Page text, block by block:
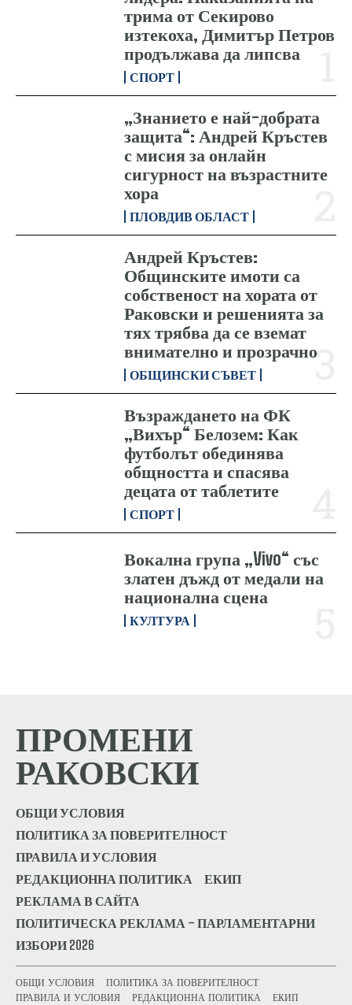
трима от Секирово
изтекоха, Димитър Петров
продължава да липсва
СПОРТ
„Знанието е най-добрата
защита“: Андрей Кръстев
с мисия за онлайн
сигурност на възрастните
хора
ПЛОВДИВ ОБЛАСТ
Андрей Кръстев:
Общинските имоти са
собственост на хората от
Раковски и решенията за
тях трябва да се вземат
внимателно и прозрачно
ОБЩИНСКИ СЪВЕТ
Възраждането на ФК
„Вихър“ Белозем: Как
футболът обединява
общността и спасява
децата от таблетите
СПОРТ
Вокална група „Vivo“ със
златен дъжд от медали на
национална сцена
КУЛТУРА
ПРОМЕНИ
РАКОВСКИ
ОБЩИ УСЛОВИЯ
ПОЛИТИКА ЗА ПОВЕРИТЕЛНОСТ
ПРАВИЛА И УСЛОВИЯ
РЕДАКЦИОННА ПОЛИТИКА
ЕКИП
РЕКЛАМА В САЙТА
ПОЛИТИЧЕСКА РЕКЛАМА – ПАРЛАМЕНТАРНИ
ИЗБОРИ 2026
ОБЩИ УСЛОВИЯ
ПОЛИТИКА ЗА ПОВЕРИТЕЛНОСТ
ПРАВИЛА И УСЛОВИЯ
РЕДАКЦИОННА ПОЛИТИКА
ЕКИП